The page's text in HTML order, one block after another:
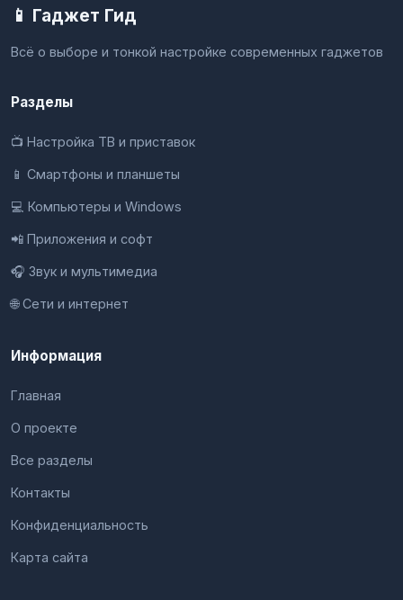
📱 Гаджет Гид
Всё о выборе и тонкой настройке современных гаджетов
Разделы
📺 Настройка ТВ и приставок
📱 Смартфоны и планшеты
💻 Компьютеры и Windows
📲 Приложения и софт
🎧 Звук и мультимедиа
🌐 Сети и интернет
Информация
Главная
О проекте
Все разделы
Контакты
Конфиденциальность
Карта сайта